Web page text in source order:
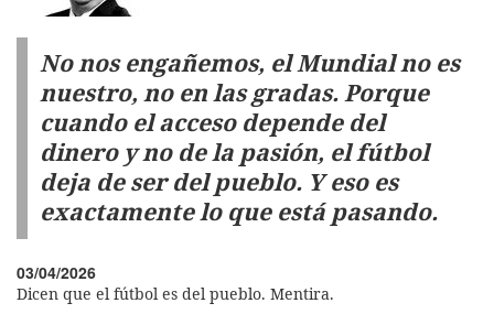
No nos engañemos, el Mundial no es
nuestro, no en las gradas. Porque
cuando el acceso depende del
dinero y no de la pasión, el fútbol
deja de ser del pueblo. Y eso es
exactamente lo que está pasando.
03/04/2026
Dicen que el fútbol es del pueblo. Mentira.